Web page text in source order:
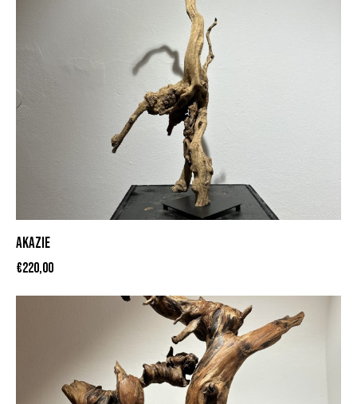
AKAZIE
€220,00